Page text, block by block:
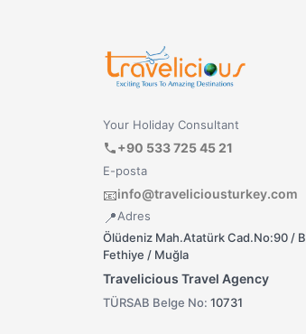
Your Holiday Consultant
+90 533 725 45 21
E-posta
📧info@traveliciousturkey.com
📍Adres
Ölüdeniz Mah.Atatürk Cad.No:90 / B
Fethiye / Muğla
Travelicious Travel Agency
TÜRSAB Belge No: 10731